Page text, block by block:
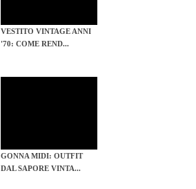
VESTITO VINTAGE ANNI
'70: COME REND...
GONNA MIDI: OUTFIT
DAL SAPORE VINTA...